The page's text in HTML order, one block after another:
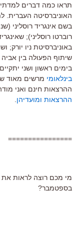
תראו כמה דברים
האוניברסיטה העברית.
בשם אינגריד רוסליני
רוברטו רוסליני);
באוניברסיטת ניו יורק;
שיתוף הפעולה בין אביה
בימים ראשון ושני
בינלאומי מרשים מאוד
ההרצאות חינם ואני
ההרצאות ומועדיהן
================
מי מכם רוצה לראות את
בספטמבר?